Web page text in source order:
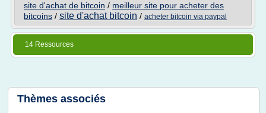
site d'achat de bitcoin / meilleur site pour acheter des
bitcoins / site d'achat bitcoin / acheter bitcoin via paypal
14 Ressources
Thèmes associés